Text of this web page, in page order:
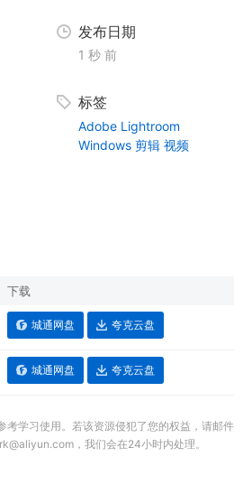
发布日期
1 秒 前
标签
Adobe Lightroom
Windows 剪辑 视频
下载
城通网盘 夸克云盘
城通网盘 夸克云盘
考学习使用。若该资源侵犯了您的权益，请邮件
，我们会在24小时内处理。